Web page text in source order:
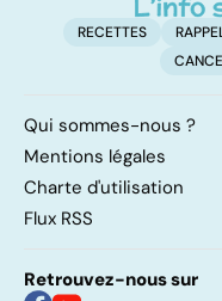
RECETTES
Qui sommes-nous ?
Mentions légales
Charte d'utilisation
Flux RSS
Retrouvez-nous sur